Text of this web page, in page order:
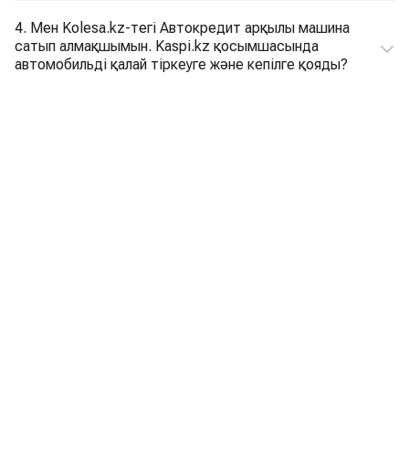
4. Мен Kolesa.kz-тегі Автокредит арқылы машина
сатып алмақшымын. Kaspi.kz қосымшасында
автомобильді қалай тіркеуге және кепілге қояды?